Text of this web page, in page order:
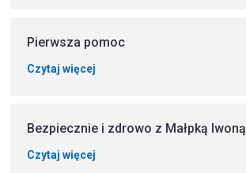
Pierwsza pomoc
Czytaj więcej
Bezpiecznie i zdrowo z Małpką Iwoną
Czytaj więcej